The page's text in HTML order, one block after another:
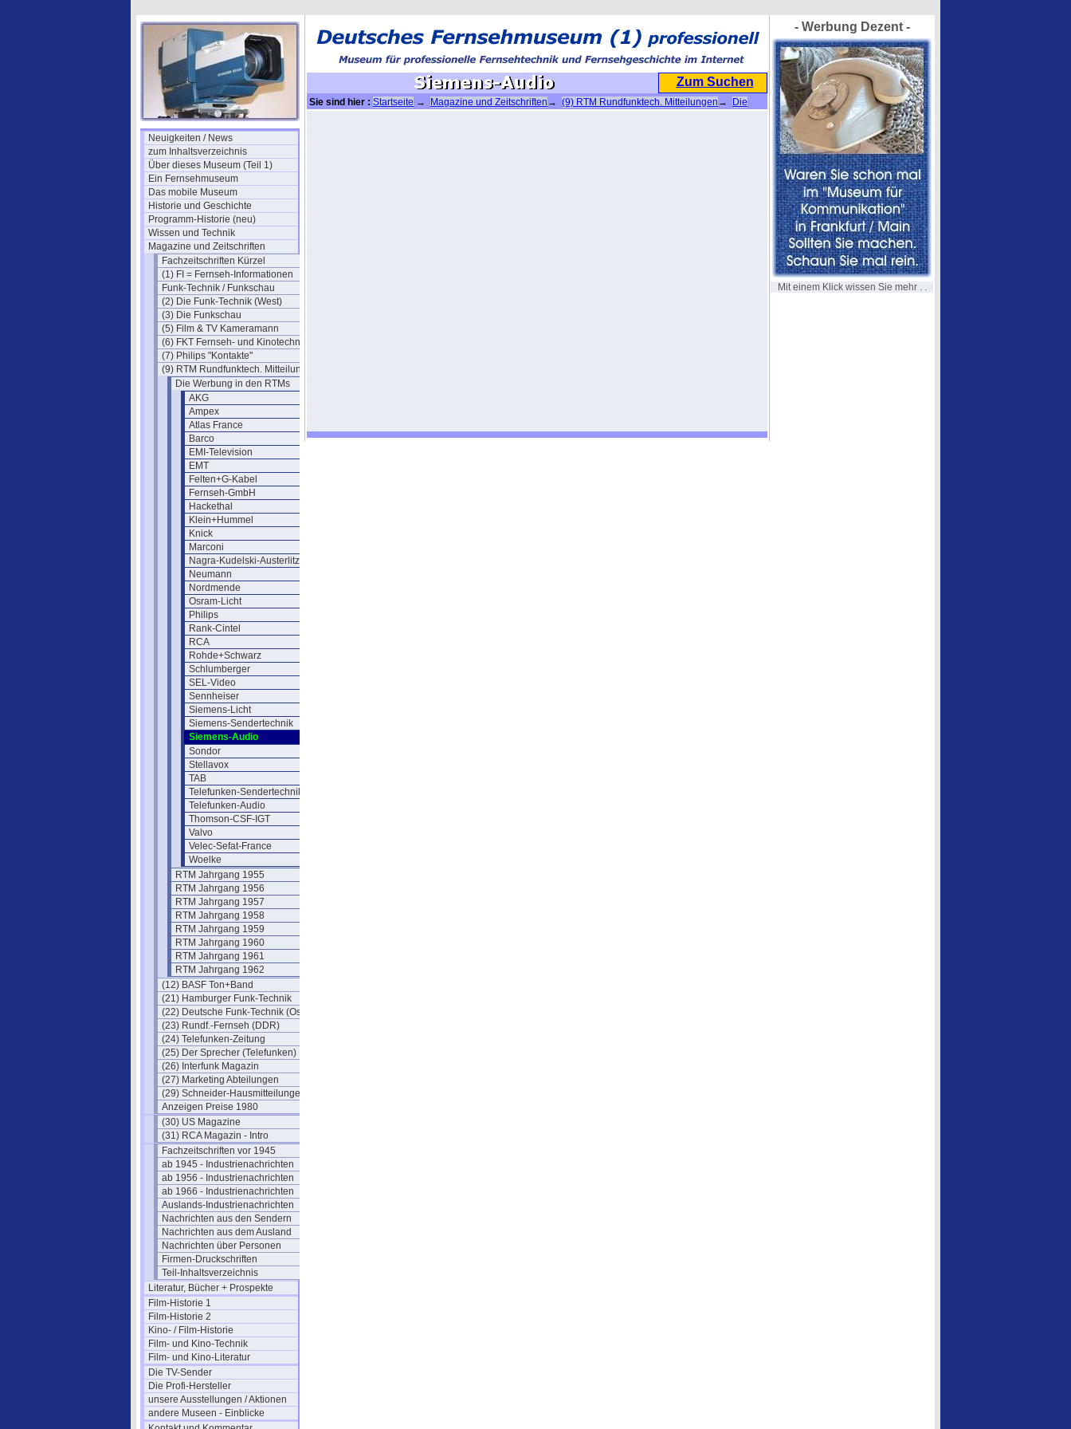
Neuigkeiten / News
zum Inhaltsverzeichnis
Über dieses Museum (Teil 1)
Ein Fernsehmuseum
Das mobile Museum
Historie und Geschichte
Programm-Historie (neu)
Wissen und Technik
Magazine und Zeitschriften
Fachzeitschriften Kürzel
(1) FI = Fernseh-Informationen
Funk-Technik / Funkschau
(2) Die Funk-Technik (West)
(3) Die Funkschau
(5) Film & TV Kameramann
(6) FKT Fernseh- und Kinotechnik
(7) Philips "Kontakte"
(9) RTM Rundfunktech. Mitteilungen
Die Werbung in den RTMs
AKG
Ampex
Atlas France
Barco
EMI-Television
EMT
Felten+G-Kabel
Fernseh-GmbH
Hackethal
Klein+Hummel
Knick
Marconi
Nagra-Kudelski-Austerlitz
Neumann
Nordmende
Osram-Licht
Philips
Rank-Cintel
RCA
Rohde+Schwarz
Schlumberger
SEL-Video
Sennheiser
Siemens-Licht
Siemens-Sendertechnik
Siemens-Audio
Sondor
Stellavox
TAB
Telefunken-Sendertechnik
Telefunken-Audio
Thomson-CSF-IGT
Valvo
Velec-Sefat-France
Woelke
RTM Jahrgang 1955
RTM Jahrgang 1956
RTM Jahrgang 1957
RTM Jahrgang 1958
RTM Jahrgang 1959
RTM Jahrgang 1960
RTM Jahrgang 1961
RTM Jahrgang 1962
(12) BASF Ton+Band
(21) Hamburger Funk-Technik
(22) Deutsche Funk-Technik (Ost)
(23) Rundf.-Fernseh (DDR)
(24) Telefunken-Zeitung
(25) Der Sprecher (Telefunken)
(26) Interfunk Magazin
(27) Marketing Abteilungen
(29) Schneider-Hausmitteilungen
Anzeigen Preise 1980
(30) US Magazine
(31) RCA Magazin - Intro
Fachzeitschriften vor 1945
ab 1945 - Industrienachrichten
ab 1956 - Industrienachrichten
ab 1966 - Industrienachrichten
Auslands-Industrienachrichten
Nachrichten aus den Sendern
Nachrichten aus dem Ausland
Nachrichten über Personen
Firmen-Druckschriften
Teil-Inhaltsverzeichnis
Literatur, Bücher + Prospekte
Film-Historie 1
Film-Historie 2
Kino- / Film-Historie
Film- und Kino-Technik
Film- und Kino-Literatur
Die TV-Sender
Die Profi-Hersteller
unsere Ausstellungen / Aktionen
andere Museen - Einblicke
Zum Suchen
Sie sind hier : Startseite → Magazine und Zeitschriften → (9) RTM Rundfunktech. Mitteilungen →
Die
- Werbung Dezent -
Mit einem Klick wissen Sie mehr . .